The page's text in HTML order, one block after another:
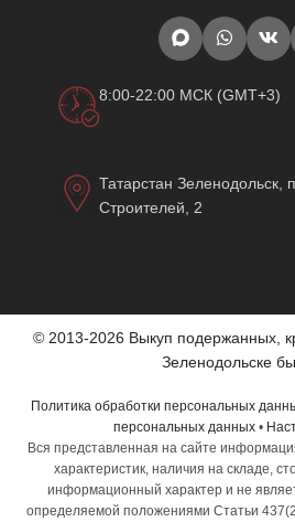
8:00-22:00 МСК (GMT+3)
Татарстан Зеленодольск,
Строителей, 2
© 2013-2026 Выкуп подержанных,
Зеленодольске
Политика обработки персональных
персональных данных •
Вся представленная на сайте
характеристик, наличия на складе,
информационный характер и не
определяемой положениями Статьи